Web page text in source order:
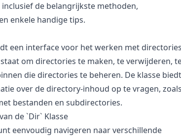
inclusief de belangrijkste methoden,
enkele handige tips.
een interface voor het werken met
om directories te maken, te verwijderen,
die directories te beheren. De klasse biedt
over de directory-inhoud op te vragen, zoals
bestanden en subdirectories.
de `Dir` Klasse
eenvoudig navigeren naar verschillende